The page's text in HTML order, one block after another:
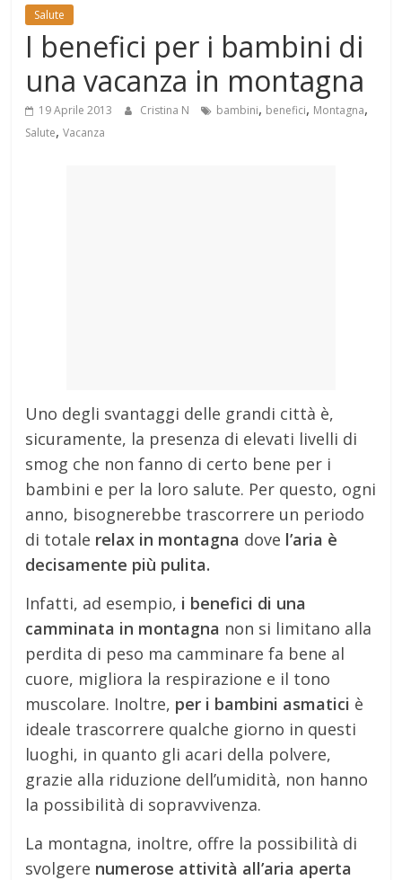
Mondo
Salute
I benefici per i bambini di
una vacanza in montagna
19 Aprile 2013 Cristina N bambini, benefici, Montagna,
Salute,Vacanza
Uno degli svantaggi delle grandi città è,
sicuramente, la presenza di elevati livelli di
smog che non fanno di certo bene per i
bambini e per la loro salute. Per questo, ogni
anno, bisognerebbe trascorrere un periodo
di totale relax in montagna dove l’aria è
decisamente più pulita.
Infatti, ad esempio, i benefici di una
camminata in montagna non si limitano alla
perdita di peso ma camminare fa bene al
cuore, migliora la respirazione e il tono
muscolare. Inoltre, per i bambini asmatici è
ideale trascorrere qualche giorno in questi
luoghi, in quanto gli acari della polvere,
grazie alla riduzione dell’umidità, non hanno
la possibilità di sopravvivenza.
La montagna, inoltre, offre la possibilità di
svolgere numerose attività all’aria aperta